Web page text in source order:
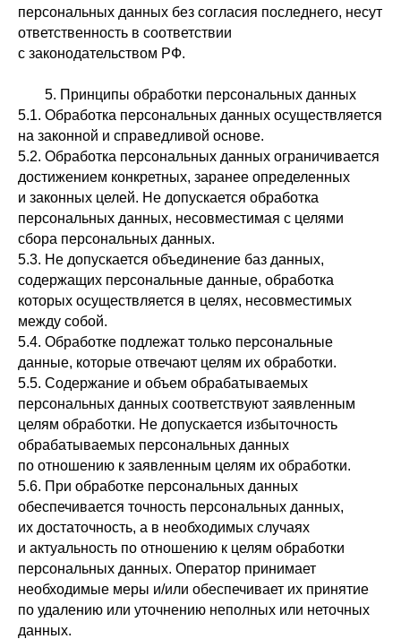
персональных данных без согласия последнего, несут
ответственность в соответствии
с законодательством РФ.
5. Принципы обработки персональных данных
5.1. Обработка персональных данных осуществляется
на законной и справедливой основе.
5.2. Обработка персональных данных ограничивается
достижением конкретных, заранее определенных
и законных целей. Не допускается обработка
персональных данных, несовместимая с целями
сбора персональных данных.
5.3. Не допускается объединение баз данных,
содержащих персональные данные, обработка
которых осуществляется в целях, несовместимых
между собой.
5.4. Обработке подлежат только персональные
данные, которые отвечают целям их обработки.
5.5. Содержание и объем обрабатываемых
персональных данных соответствуют заявленным
целям обработки. Не допускается избыточность
обрабатываемых персональных данных
по отношению к заявленным целям их обработки.
5.6. При обработке персональных данных
обеспечивается точность персональных данных,
их достаточность, а в необходимых случаях
и актуальность по отношению к целям обработки
персональных данных. Оператор принимает
необходимые меры и/или обеспечивает их принятие
по удалению или уточнению неполных или неточных
данных.